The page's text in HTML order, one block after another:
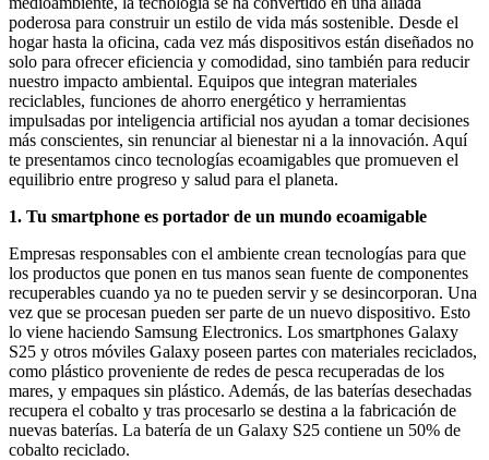
poderosa para construir un estilo de vida más sostenible. Desde el
hogar hasta la oficina, cada vez más dispositivos están diseñados no
solo para ofrecer eficiencia y comodidad, sino también para reducir
nuestro impacto ambiental. Equipos que integran materiales
reciclables, funciones de ahorro energético y herramientas
impulsadas por inteligencia artificial nos ayudan a tomar decisiones
más conscientes, sin renunciar al bienestar ni a la innovación. Aquí
te presentamos cinco tecnologías ecoamigables que promueven el
equilibrio entre progreso y salud para el planeta.
1. Tu smartphone es portador de un mundo ecoamigable
Empresas responsables con el ambiente crean tecnologías para que
los productos que ponen en tus manos sean fuente de componentes
recuperables cuando ya no te pueden servir y se desincorporan. Una
vez que se procesan pueden ser parte de un nuevo dispositivo. Esto
lo viene haciendo Samsung Electronics. Los smartphones Galaxy
S25 y otros móviles Galaxy poseen partes con materiales reciclados,
como plástico proveniente de redes de pesca recuperadas de los
mares, y empaques sin plástico. Además, de las baterías desechadas
recupera el cobalto y tras procesarlo se destina a la fabricación de
nuevas baterías. La batería de un Galaxy S25 contiene un 50% de
cobalto reciclado.